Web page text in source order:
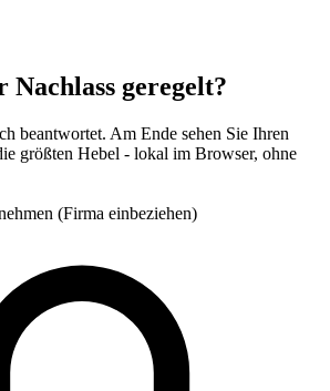
geregelt?
beantwortet. Am Ende sehen Sie Ihren
größten Hebel - lokal im Browser, ohne
(Firma einbeziehen)